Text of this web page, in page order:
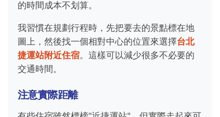
的時間成本不划算。
我習慣在規劃行程時，先把要去的景點標在地
圖上，然後找一個相對中心的位置來選擇台北
捷運站附近住宿。這樣可以減少很多不必要的
交通時間。
注意實際距離